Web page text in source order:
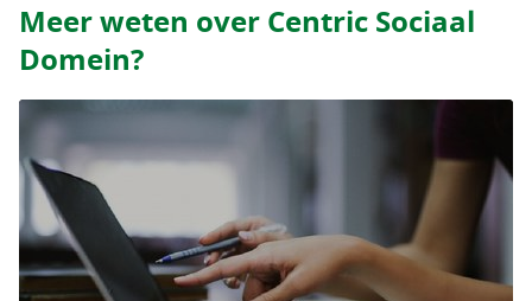
Meer weten over Centric Sociaal
Domein?